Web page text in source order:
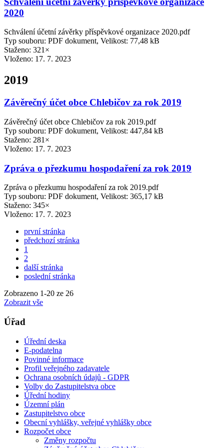
2020
Schválení účetní závěrky příspěvkové organizace 2020.pdf
Typ souboru: PDF dokument, Velikost: 77,48 kB
Staženo: 321×
Vloženo: 17. 7. 2023
2019
Závěrečný účet obce Chlebičov za rok 2019
Závěrečný účet obce Chlebičov za rok 2019.pdf
Typ souboru: PDF dokument, Velikost: 447,84 kB
Staženo: 281×
Vloženo: 17. 7. 2023
Zpráva o přezkumu hospodaření za rok 2019
Zpráva o přezkumu hospodaření za rok 2019.pdf
Typ souboru: PDF dokument, Velikost: 365,17 kB
Staženo: 345×
Vloženo: 17. 7. 2023
první stránka
předchozí stránka
1
2
další stránka
poslední stránka
Zobrazeno 1-20 ze 26
Zobrazit vše
Úřad
Úřední deska
E-podatelna
Povinné informace
Profil veřejného zadavatele
Ochrana osobních údajů - GDPR
Volby do Zastupitelstva obce
Úřední hodiny
Územní plán
Zastupitelstvo obce
Obecní vyhlášky, veřejné vyhlášky obce
Rozpočet obce
Změny rozpočtu